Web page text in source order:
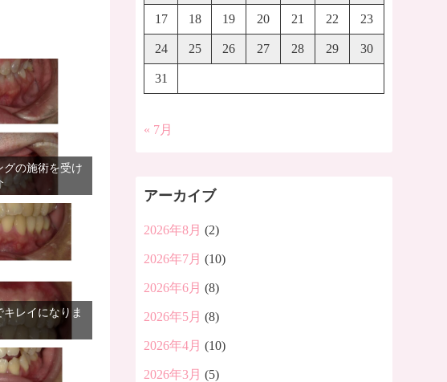
グの施術を受け
レイになりま
17 18 19 20 21 22 23
24 25 26 27 28 29 30
31
« 7月
アーカイブ
2026年8月 (2)
2026年7月 (10)
2026年6月 (8)
2026年5月 (8)
2026年4月 (10)
2026年3月 (5)